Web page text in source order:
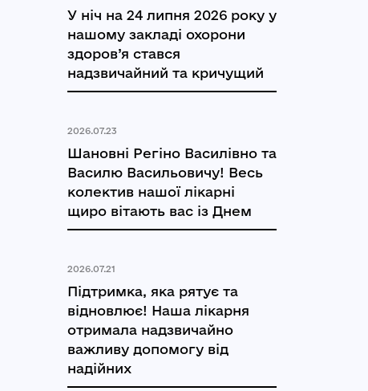
У ніч на 24 липня 2026 року у
нашому закладі охорони
здоров’я стався
надзвичайний та кричущий
2026.07.23
Шановні Регіно Василівно та
Василю Васильовичу! Весь
колектив нашої лікарні
щиро вітають вас із Днем
2026.07.21
Підтримка, яка рятує та
відновлює! Наша лікарня
отримала надзвичайно
важливу допомогу від
надійних